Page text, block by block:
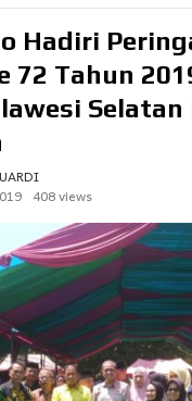
Hadiri
72 Tahun
Selatan
408 views